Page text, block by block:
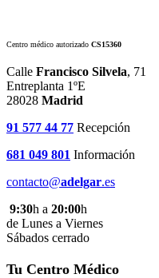
Centro médico autorizado CS15360
Calle Francisco Silvela, 71
Entreplanta 1ºE
28028 Madrid
91 577 44 77 Recepción
681 049 801 Información
contacto@adelgar.es
9:30h a 20:00h
de Lunes a Viernes
Sábados cerrado
Tu Centro Médico